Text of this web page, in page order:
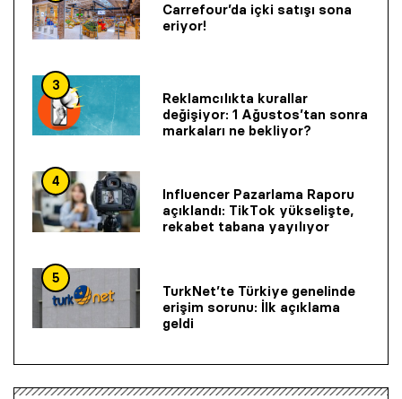
Carrefour’da içki satışı sona
eriyor!
3
Reklamcılıkta kurallar
değişiyor: 1 Ağustos’tan sonra
markaları ne bekliyor?
4
Influencer Pazarlama Raporu
açıklandı: TikTok yükselişte,
rekabet tabana yayılıyor
5
TurkNet’te Türkiye genelinde
erişim sorunu: İlk açıklama
geldi